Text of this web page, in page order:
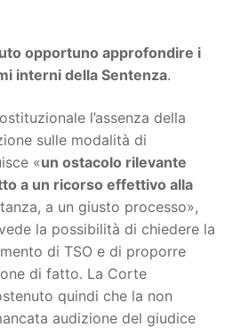
opportuno approfondire i
interni della Sentenza.
l’assenza della
sulle modalità di
«un ostacolo rilevante
a un ricorso effettivo alla
a un giusto processo»,
la possibilità di chiedere la
di TSO e di proporre
di fatto. La Corte
quindi che la non
audizione del giudice